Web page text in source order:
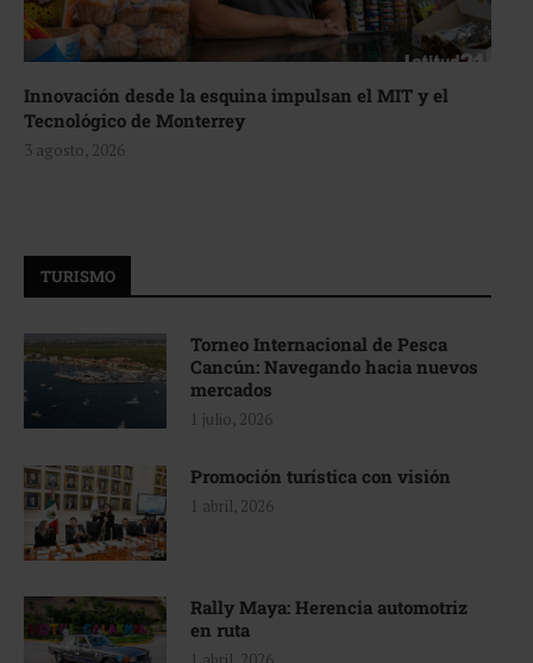
Innovación desde la esquina impulsan el MIT y el
Tecnológico de Monterrey
3 agosto, 2026
TURISMO
Torneo Internacional de Pesca
Cancún: Navegando hacia nuevos
mercados
1 julio, 2026
Promoción turística con visión
1 abril, 2026
Rally Maya: Herencia automotriz
en ruta